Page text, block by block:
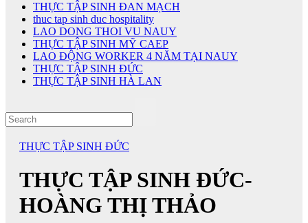
THỰC TẬP SINH ĐAN MẠCH
thuc tap sinh duc hospitality
LAO DONG THOI VU NAUY
THỰC TẬP SINH MỸ CAEP
LAO ĐỘNG WORKER 4 NĂM TẠI NAUY
THỰC TẬP SINH ĐỨC
THỰC TẬP SINH HÀ LAN
THỰC TẬP SINH ĐỨC
THỰC TẬP SINH ĐỨC-
HOÀNG THỊ THẢO